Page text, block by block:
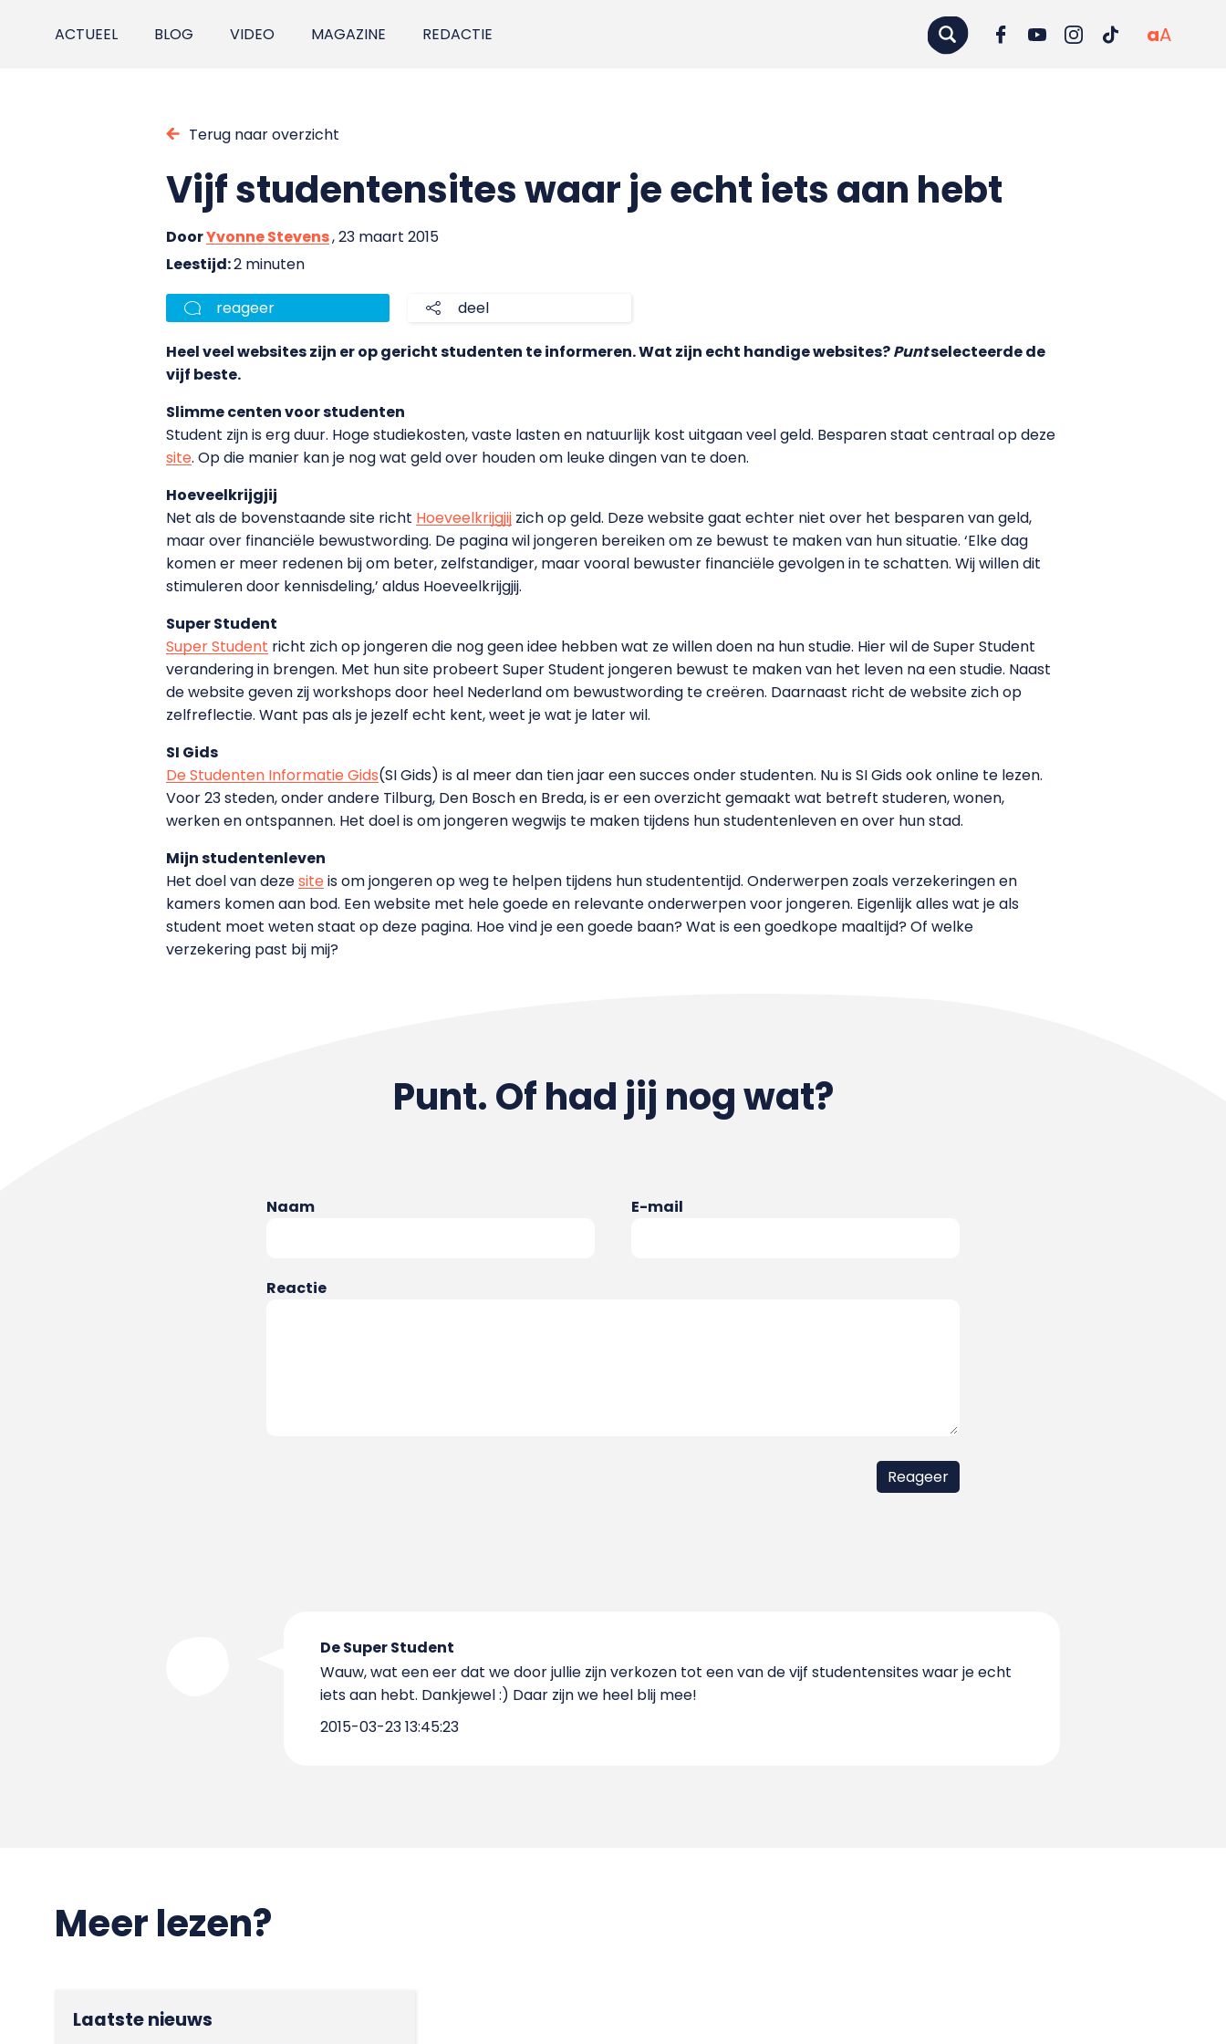
ACTUEEL BLOG VIDEO MAGAZINE REDACTIE aA
Terug naar overzicht
Vijf studentensites waar je echt iets aan hebt
DoorYvonne Stevens, 23 maart 2015
Leestijd:2 minuten
reageer deel
Heel veel websites zijn er op gericht studenten te informeren. Wat zijn echt handige websites?Puntselecteerde de
vijf beste.
Slimme centen voor studenten
Student zijn is erg duur. Hoge studiekosten, vaste lasten en natuurlijk kost uitgaan veel geld. Besparen staat centraal op deze
site. Op die manier kan je nog wat geld over houden om leuke dingen van te doen.
Hoeveelkrijgjij
Net als de bovenstaande site richt Hoeveelkrijgjij zich op geld. Deze website gaat echter niet over het besparen van geld,
maar over financiële bewustwording. De pagina wil jongeren bereiken om ze bewust te maken van hun situatie. ‘Elke dag
komen er meer redenen bij om beter, zelfstandiger, maar vooral bewuster financiële gevolgen in te schatten. Wij willen dit
stimuleren door kennisdeling,’ aldus Hoeveelkrijgjij.
Super Student
Super Student richt zich op jongeren die nog geen idee hebben wat ze willen doen na hun studie. Hier wil de Super Student
verandering in brengen. Met hun site probeert Super Student jongeren bewust te maken van het leven na een studie. Naast
de website geven zij workshops door heel Nederland om bewustwording te creëren. Daarnaast richt de website zich op
zelfreflectie. Want pas als je jezelf echt kent, weet je wat je later wil.
SI Gids
De Studenten Informatie Gids(SI Gids) is al meer dan tien jaar een succes onder studenten. Nu is SI Gids ook online te lezen.
Voor 23 steden, onder andere Tilburg, Den Bosch en Breda, is er een overzicht gemaakt wat betreft studeren, wonen,
werken en ontspannen. Het doel is om jongeren wegwijs te maken tijdens hun studentenleven en over hun stad.
Mijn studentenleven
Het doel van dezesiteis om jongeren op weg te helpen tijdens hun studententijd. Onderwerpen zoals verzekeringen en
kamers komen aan bod. Een website met hele goede en relevante onderwerpen voor jongeren. Eigenlijk alles wat je als
student moet weten staat op deze pagina. Hoe vind je een goede baan? Wat is een goedkope maaltijd? Of welke
verzekering past bij mij?
Punt. Of had jij nog wat?
Naam E-mail
Reactie
De Super Student
Wauw, wat een eer dat we door jullie zijn verkozen tot een van de vijf studentensites waar je echt
iets aan hebt. Dankjewel :) Daar zijn we heel blij mee!
2015-03-23 13:45:23
Meer lezen?
Laatste nieuws